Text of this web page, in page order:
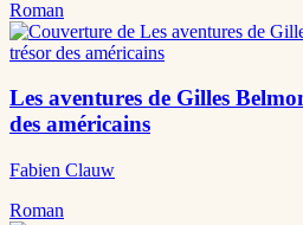
Roman
Les aventures de Gilles
des américains
Fabien Clauw
Roman